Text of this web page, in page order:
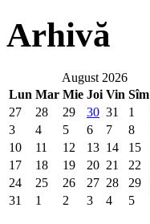
Arhivă
August 2026
Lun Mar Mie Joi Vin Sîm
27
28 29 30 31 1
3
4 5 6 7 8
10
11 12 13 14 15
17
18 19 20 21 22
24
25 26 27 28 29
31
1 2 3 4 5